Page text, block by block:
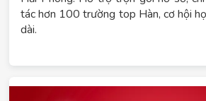
tác hơn 100 trường top Hàn, cơ hội
dài.